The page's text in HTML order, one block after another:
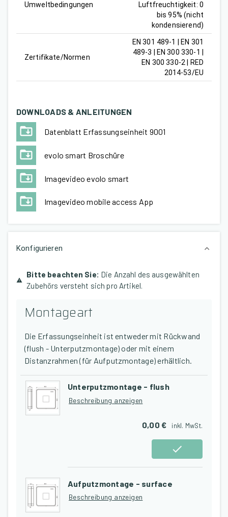
Umweltbedingungen
Luftfreuchtigkeit: 0
bis 95% (nicht
kondensierend)
Zertifikate/Normen
EN 301 489-1 | EN 301
489-3 | EN 300 330-1 |
EN 300 330-2 | RED
2014-53/EU
DOWNLOADS & ANLEITUNGEN
Datenblatt Erfassungseinheit 9001
evolo smart Broschüre
Imagevideo evolo smart
Imagevideo mobile access App
Konfigurieren
Bitte beachten Sie: Die Anzahl des ausgewählten
Zubehörs versteht sich pro Artikel.
Montageart
Die Erfassungseinheit ist entweder mit Rückwand
(flush - Unterputzmontage) oder mit einem
Distanzrahmen (für Aufputzmontage) erhältlich.
Unterputzmontage - flush
Beschreibung anzeigen
0,00 € inkl. MwSt.
Aufputzmontage - surface
Beschreibung anzeigen